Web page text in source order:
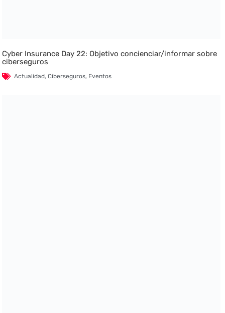
Cyber Insurance Day 22: Objetivo concienciar/informar sobre
ciberseguros
Actualidad,Ciberseguros, Eventos